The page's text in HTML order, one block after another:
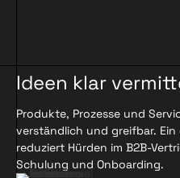
Ideen klar
Produkte, Prozesse und
verständlich und greifbar. Ein
reduziert Hürden im B2B-
Schulung und Onboarding.